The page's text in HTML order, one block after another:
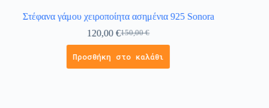
Στέφανα γάμου χειροποίητα ασημένια 925 Sonora
150,00€
120,00€
Προσθήκη στο καλάθι